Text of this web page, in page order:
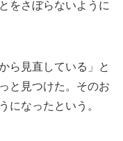
をさぼらないように
ら見直している」と
と見つけた。そのお
になったという。